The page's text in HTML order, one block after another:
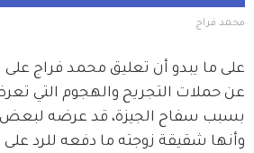
محمد فراج
عن حملات التجريح والهجوم التي
بسبب سفاح الجيزة، قد عرضه لبعض
وأنها شقيقة زوجته ما دفعه للرد على